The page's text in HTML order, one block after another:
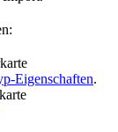
Eigenschaften.